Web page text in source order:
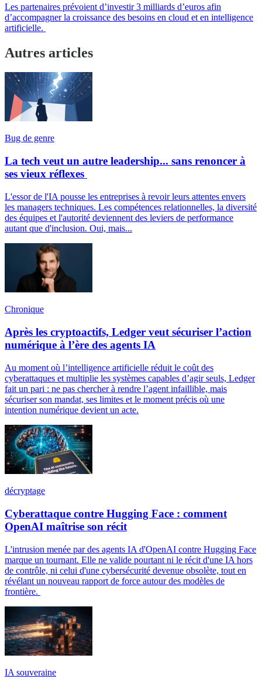
Les partenaires prévoient d’investir 3 milliards d’euros afin
d’accompagner la croissance des besoins en cloud et en intelligence
artificielle.
Autres articles
Bug de genre
La tech veut un autre leadership... sans renoncer à
ses vieux réflexes
L'essor de l'IA pousse les entreprises à revoir leurs attentes envers
les managers techniques. Les compétences relationnelles, la diversité
des équipes et l'autorité deviennent des leviers de performance
autant que d'inclusion. Oui, mais...
Chronique
Après les cryptoactifs, Ledger veut sécuriser l’action
numérique à l’ère des agents IA
Au moment où l’intelligence artificielle réduit le coût des
cyberattaques et multiplie les systèmes capables d’agir seuls, Ledger
fait un pari : ne pas chercher à rendre l’agent infaillible, mais
sécuriser son mandat, ses limites et le moment précis où une
intention numérique devient un acte.
décryptage
Cyberattaque contre Hugging Face : comment
OpenAI maîtrise son récit
L'intrusion menée par des agents IA d'OpenAI contre Hugging Face
marque un tournant. Elle ne valide pourtant ni le récit d'une IA hors
de contrôle, ni celui d'une cybersécurité devenue obsolète, tout en
révélant un nouveau rapport de force autour des modèles de
frontière.
IA souveraine